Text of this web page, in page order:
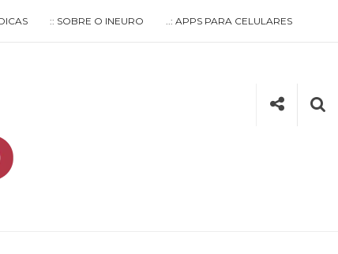
:: SOBRE O INEURO ..: APPS PARA CELULARES
Social